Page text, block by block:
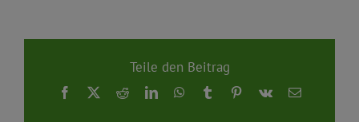
Teile den Beitrag
Facebook
X RedditLinkedInWhatsApp
TumblrPinterest
Vk
E-